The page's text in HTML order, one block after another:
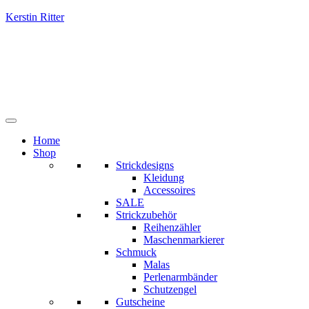
Kerstin Ritter
Home
Shop
Strickdesigns
Kleidung
Accessoires
SALE
Strickzubehör
Reihenzähler
Maschenmarkierer
Schmuck
Malas
Perlenarmbänder
Schutzengel
Gutscheine